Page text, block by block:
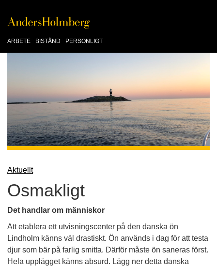
ARBETE BISTÅND PERSONLIGT
Aktuellt
Osmakligt
Det handlar om människor
Att etablera ett utvisningscenter på den danska ön
Lindholm känns väl drastiskt. Ön används i dag för att testa
djur som bär på farlig smitta. Därför måste ön saneras först.
Hela upplägget känns absurd. Lägg ner detta danska